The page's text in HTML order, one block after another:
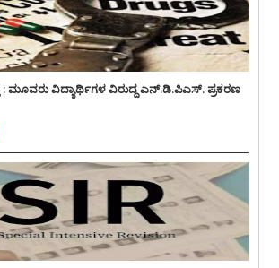
: ಮೂವರು ವಿದ್ಯಾರ್ಥಿಗಳ ವಿರುದ್ದ ಎನ್.ಡಿ.ಪಿಎಸ್. ಪ್ರಕರಣ